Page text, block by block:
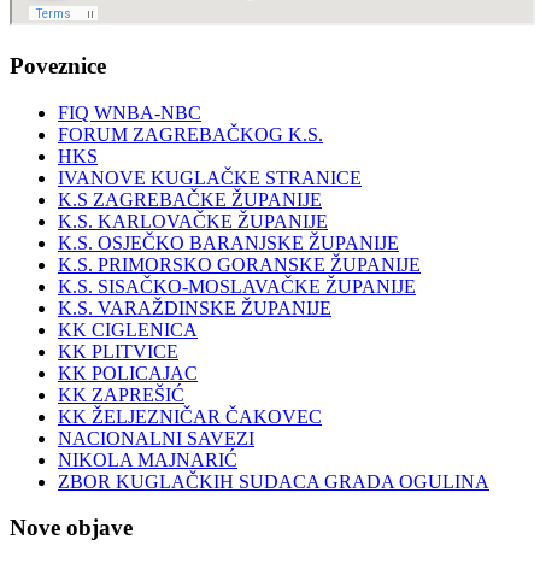
Poveznice
FIQ WNBA-NBC
FORUM ZAGREBAČKOG K.S.
HKS
IVANOVE KUGLAČKE STRANICE
K.S ZAGREBAČKE ŽUPANIJE
K.S. KARLOVAČKE ŽUPANIJE
K.S. OSJEČKO BARANJSKE ŽUPANIJE
K.S. PRIMORSKO GORANSKE ŽUPANIJE
K.S. SISAČKO-MOSLAVAČKE ŽUPANIJE
K.S. VARAŽDINSKE ŽUPANIJE
KK CIGLENICA
KK PLITVICE
KK POLICAJAC
KK ZAPREŠIĆ
KK ŽELJEZNIČAR ČAKOVEC
NACIONALNI SAVEZI
NIKOLA MAJNARIĆ
ZBOR KUGLAČKIH SUDACA GRADA OGULINA
Nove objave